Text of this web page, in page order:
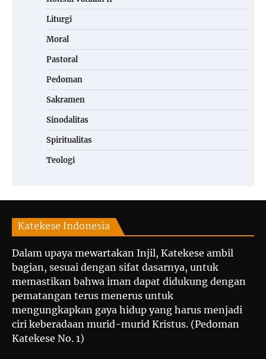
Liturgi
Moral
Pastoral
Pedoman
Sakramen
Sinodalitas
Spiritualitas
Teologi
Katekese Indonesia
Dalam upaya mewartakan Injil, Katekese ambil
bagian, sesuai dengan sifat dasarnya, untuk
memastikan bahwa iman dapat didukung dengan
pematangan terus menerus untuk
mengungkapkan gaya hidup yang harus menjadi
ciri keberadaan murid-murid Kristus. (Pedoman
Katekese No. 1)